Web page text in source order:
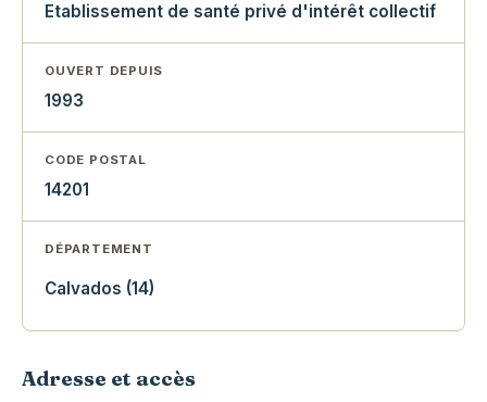
Etablissement de santé privé d'intérêt collectif
OUVERT DEPUIS
1993
CODE POSTAL
14201
DÉPARTEMENT
Calvados (14)
Adresse et accès